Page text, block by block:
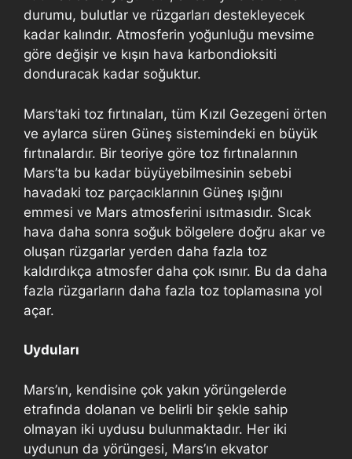
durumu, bulutlar ve rüzgarları destekleyecek
kadar kalındır. Atmosferin yoğunluğu mevsime
göre değişir ve kışın hava karbondioksiti
donduracak kadar soğuktur.
Mars’taki toz fırtınaları, tüm Kızıl Gezegeni örten
ve aylarca süren Güneş sistemindeki en büyük
fırtınalardır. Bir teoriye göre toz fırtınalarının
Mars’ta bu kadar büyüyebilmesinin sebebi
havadaki toz parçacıklarının Güneş ışığını
emmesi ve Mars atmosferini ısıtmasıdır. Sıcak
hava daha sonra soğuk bölgelere doğru akar ve
oluşan rüzgarlar yerden daha fazla toz
kaldırdıkça atmosfer daha çok ısınır. Bu da daha
fazla rüzgarların daha fazla toz toplamasına yol
açar.
Uyduları
Mars’ın, kendisine çok yakın yörüngelerde
etrafında dolanan ve belirli bir şekle sahip
olmayan iki uydusu bulunmaktadır. Her iki
uydunun da yörüngesi, Mars’ın ekvator